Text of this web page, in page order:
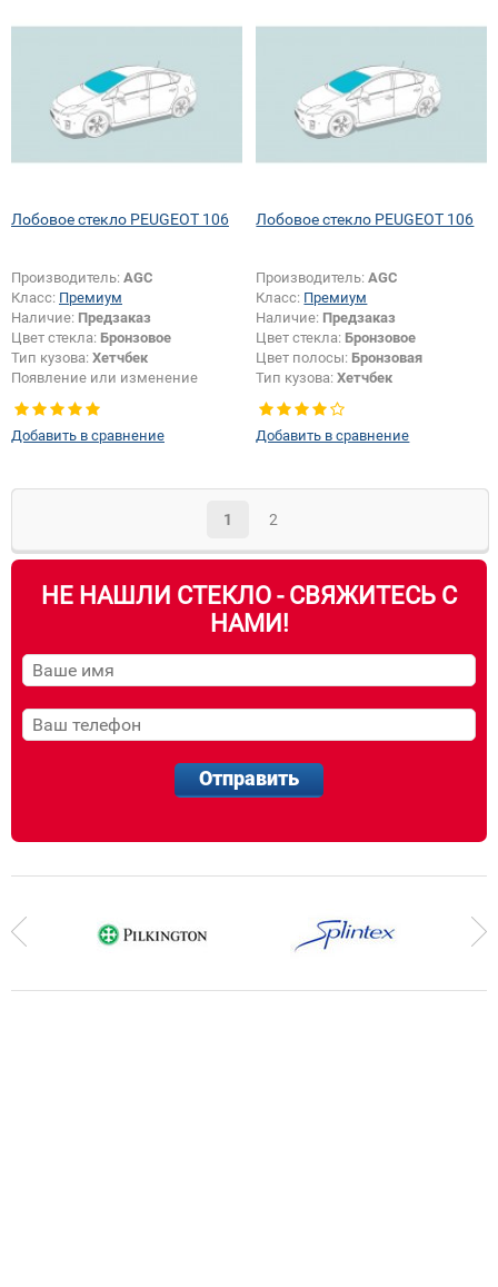
Лобовое стекло PEUGEOT 106
Производитель: AGC
Класс: Премиум
Наличие: Предзаказ
Цвет стекла: Бронзовое
Тип кузова: Хетчбек
Появление или изменение
Добавить в сравнение
Лобовое стекло PEUGEOT 106
Производитель:AGC
Класс: Премиум
Наличие: Предзаказ
Цвет стекла: Бронзовое
Цвет полосы: Бронзовая
Тип кузова:Хетчбек
Добавить в сравнение
1 2
НЕ НАШЛИ СТЕКЛО - СВЯЖИТЕСЬ С
НАМИ!
Отправить